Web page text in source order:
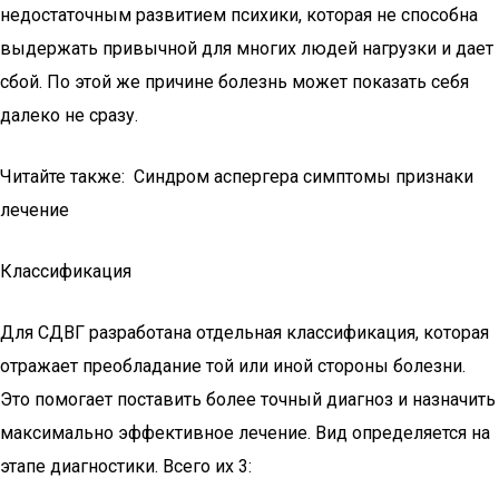
недостаточным развитием психики, которая не способна
выдержать привычной для многих людей нагрузки и дает
сбой. По этой же причине болезнь может показать себя
далеко не сразу.
Читайте также: Синдром аспергера симптомы признаки
лечение
Классификация
Для СДВГ разработана отдельная классификация, которая
отражает преобладание той или иной стороны болезни.
Это помогает поставить более точный диагноз и назначить
максимально эффективное лечение. Вид определяется на
этапе диагностики. Всего их 3: